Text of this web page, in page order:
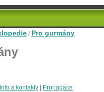
/ Pro gurmány
Info a kontakty Propagace